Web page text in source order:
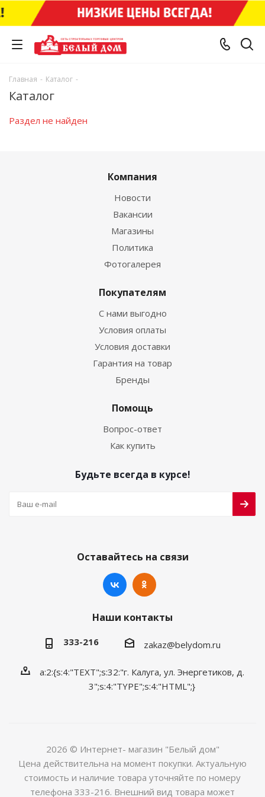
Главная - Каталог -
Каталог
Раздел не найден
Компания
Новости
Вакансии
Магазины
Политика
Фотогалерея
Покупателям
С нами выгодно
Условия оплаты
Условия доставки
Гарантия на товар
Бренды
Помощь
Вопрос-ответ
Как купить
Будьте всегда в курсе!
Оставайтесь на связи
Наши контакты
333-216 zakaz@belydom.ru
a:2:{s:4:"TEXT";s:32:"г. Калуга, ул. Энергетиков, д.
3";s:4:"TYPE";s:4:"HTML";}
2026 © Интернет- магазин "Белый дом"
Цена действительна на момент покупки. Актуальную
стоимость и наличие товара уточняйте по номеру
телефона 333-216. Внешний вид товара может